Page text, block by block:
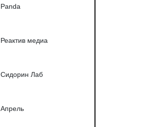
Panda
Реактив медиа
Сидорин Лаб
Апрель